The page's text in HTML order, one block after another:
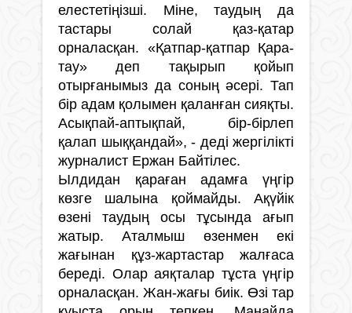
елестетіңізші. Міне, таудың да
тастары солай қаз-қатар
орналасқан. «Қатпар-қатпар Қара­
тау» деп тақырып қойып
отырғанымыз да соның әсері. Тап
бір адам қолымен қаланған сияқты.
Асықпай-аптықпай, бір-бірлеп
қалап шыққандай», - деді жергілікті
журналист Ержан Байтілес.
Ылдидан қараған адамға үңгір
көзге шалына қоймайды. Ақүйік
өзені таудың осы тұсында ағып
жатыр. Аталмыш өзенмен екі
жағынан құз-жартастар жалғаса
береді. Олар аяқталар тұста үңгір
орналасқан. Жан-жағы биік. Өзі тар